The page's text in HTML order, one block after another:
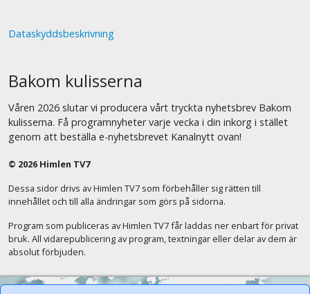
Dataskyddsbeskrivning
Bakom kulisserna
Våren 2026 slutar vi producera vårt tryckta nyhetsbrev Bakom
kulisserna. Få programnyheter varje vecka i din inkorg i stället
genom att beställa e-nyhetsbrevet Kanalnytt ovan!
© 2026 Himlen TV7
Dessa sidor drivs av Himlen TV7 som förbehåller sig rätten till
innehållet och till alla ändringar som görs på sidorna.
Program som publiceras av Himlen TV7 får laddas ner enbart för privat
bruk. All vidarepublicering av program, textningar eller delar av dem är
absolut förbjuden.